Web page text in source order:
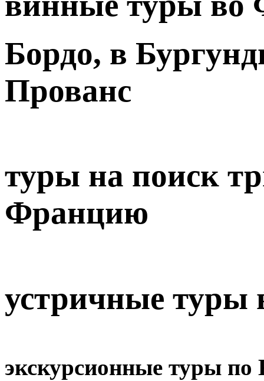
Бордо, в
Прованс
туры на поиск
Францию
устричные
экскурсионные туры